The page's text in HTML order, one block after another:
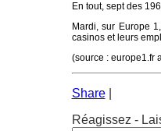
En tout, sept des
Mardi, sur Europe
casinos et leurs
(source : europe1.fr
Share
Réagissez -